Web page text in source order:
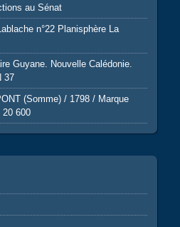
au Sénat
n°22 Planisphère La
Guyane. Nouvelle Calédonie.
37
(Somme) / 1798 / Marque
20 600